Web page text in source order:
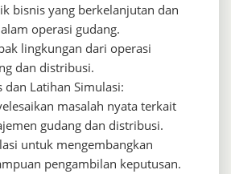
bisnis yang berkelanjutan dan
operasi gudang.
lingkungan dari operasi
dan distribusi.
dan Latihan Simulasi:
masalah nyata terkait
gudang dan distribusi.
untuk mengembangkan
pengambilan keputusan.